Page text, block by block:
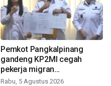
Pemkot Pangkalpinang
gandeng KP2MI cegah
pekerja migran
nonprosedural
Rabu, 5 Agustus 2026